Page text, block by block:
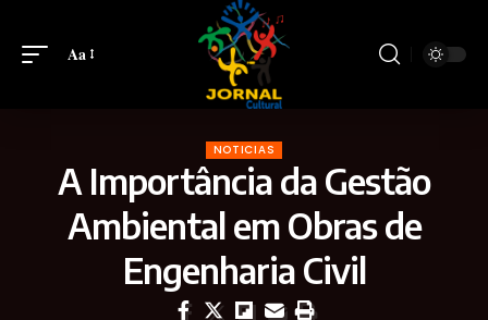
Aa
NOTICIAS
A Importância da Gestão
Ambiental em Obras de
Engenharia Civil